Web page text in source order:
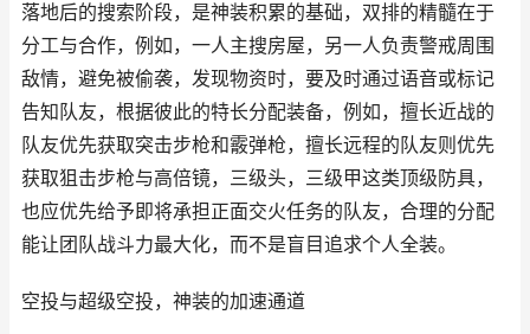
落地后的搜索阶段，是神装积累的基础，双排的精髓在于
分工与合作，例如，一人主搜房屋，另一人负责警戒周围
敌情，避免被偷袭，发现物资时，要及时通过语音或标记
告知队友，根据彼此的特长分配装备，例如，擅长近战的
队友优先获取突击步枪和霰弹枪，擅长远程的队友则优先
获取狙击步枪与高倍镜，三级头，三级甲这类顶级防具，
也应优先给予即将承担正面交火任务的队友，合理的分配
能让团队战斗力最大化，而不是盲目追求个人全装。
空投与超级空投，神装的加速通道